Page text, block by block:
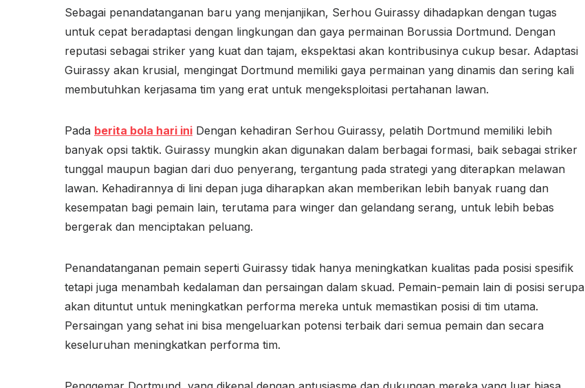
Sebagai penandatanganan baru yang menjanjikan, Serhou Guirassy dihadapkan dengan tugas
untuk cepat beradaptasi dengan lingkungan dan gaya permainan Borussia Dortmund. Dengan
reputasi sebagai striker yang kuat dan tajam, ekspektasi akan kontribusinya cukup besar. Adaptasi
Guirassy akan krusial, mengingat Dortmund memiliki gaya permainan yang dinamis dan sering kali
membutuhkan kerjasama tim yang erat untuk mengeksploitasi pertahanan lawan.
Pada berita bola hari ini Dengan kehadiran Serhou Guirassy, pelatih Dortmund memiliki lebih
banyak opsi taktik. Guirassy mungkin akan digunakan dalam berbagai formasi, baik sebagai striker
tunggal maupun bagian dari duo penyerang, tergantung pada strategi yang diterapkan melawan
lawan. Kehadirannya di lini depan juga diharapkan akan memberikan lebih banyak ruang dan
kesempatan bagi pemain lain, terutama para winger dan gelandang serang, untuk lebih bebas
bergerak dan menciptakan peluang.
Penandatanganan pemain seperti Guirassy tidak hanya meningkatkan kualitas pada posisi spesifik
tetapi juga menambah kedalaman dan persaingan dalam skuad. Pemain-pemain lain di posisi serupa
akan dituntut untuk meningkatkan performa mereka untuk memastikan posisi di tim utama.
Persaingan yang sehat ini bisa mengeluarkan potensi terbaik dari semua pemain dan secara
keseluruhan meningkatkan performa tim.